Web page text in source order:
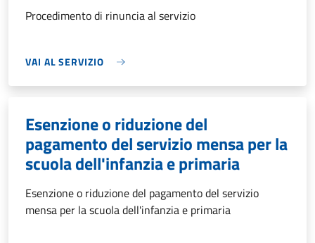
Procedimento di rinuncia al servizio
VAI AL SERVIZIO
Esenzione o riduzione del
pagamento del servizio mensa per la
scuola dell'infanzia e primaria
Esenzione o riduzione del pagamento del servizio
mensa per la scuola dell'infanzia e primaria